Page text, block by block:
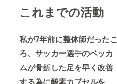
これまでの活動
私が7年前に整体師だったこ
ろ、サッカー選手のベッカ
ムが骨折した足を早く改善
する為に酸素カプセルを